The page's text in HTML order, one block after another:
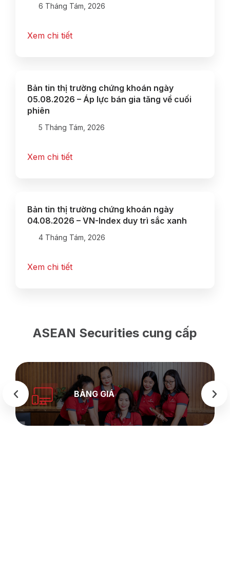
6 Tháng Tám, 2026
Xem chi tiết
Bản tin thị trường chứng khoán ngày
05.08.2026 – Áp lực bán gia tăng về cuối
phiên
5 Tháng Tám, 2026
Xem chi tiết
Bản tin thị trường chứng khoán ngày
04.08.2026 – VN-Index duy trì sắc xanh
4 Tháng Tám, 2026
Xem chi tiết
ASEAN Securities cung cấp
BẢNG GIÁ